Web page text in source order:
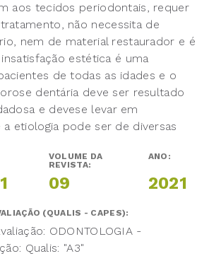
aos tecidos periodontais, requer
não necessita de
nem de material restaurador e é
estética é uma
de todas as idades e o
dentária deve ser resultado
e devese levar em
etiologia pode ser de diversas
VOLUME DA
REVISTA:
09
ANO:
2021
(QUALIS - CAPES):
ODONTOLOGIA -
Qualis: "A3"